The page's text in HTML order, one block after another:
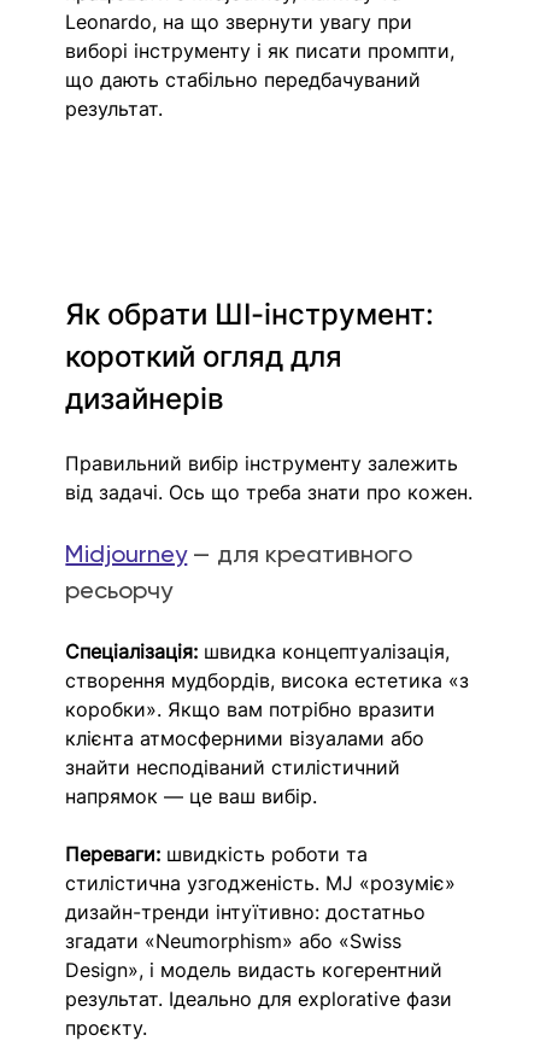
Leonardo, на що звернути увагу при
виборі інструменту і як писати промпти,
що дають стабільно передбачуваний
результат.
Як обрати ШІ-інструмент:
короткий огляд для
дизайнерів
Правильний вибір інструменту залежить
від задачі. Ось що треба знати про кожен.
Midjourney — для креативного
ресьорчу
Спеціалізація: швидка концептуалізація,
створення мудбордів, висока естетика «з
коробки». Якщо вам потрібно вразити
клієнта атмосферними візуалами або
знайти несподіваний стилістичний
напрямок — це ваш вибір.
Переваги: швидкість роботи та
стилістична узгодженість. MJ «розуміє»
дизайн-тренди інтуїтивно: достатньо
згадати «Neumorphism» або «Swiss
Design», і модель видасть когерентний
результат. Ідеально для explorative фази
проєкту.